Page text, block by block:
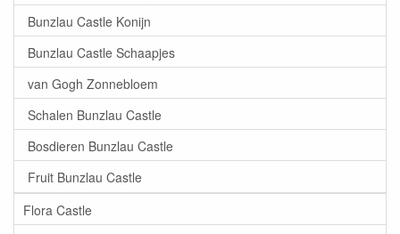
Bunzlau Castle Konijn
Bunzlau Castle Schaapjes
van Gogh Zonnebloem
Schalen Bunzlau Castle
Bosdieren Bunzlau Castle
Fruit Bunzlau Castle
Flora Castle